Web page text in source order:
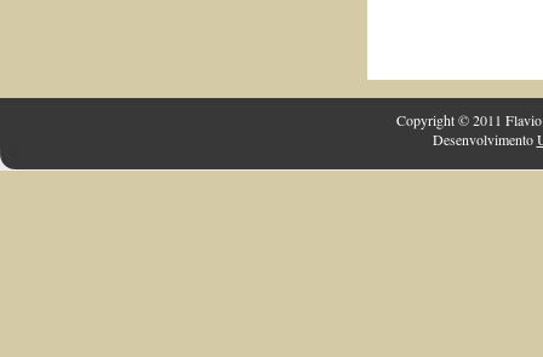
Copyright © 2011 Flavio
Desenvolvimento